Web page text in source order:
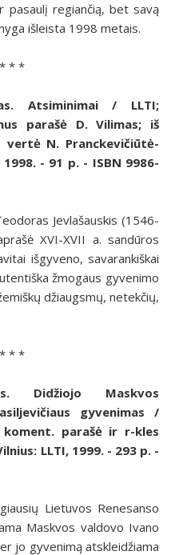
pasaulį regiančią, bet savą
išleista 1998 metais.
* * *
Atsiminimai / LLTI;
parašė D. Vilimas; iš
vertė N. Pranckevičiūtė-
- 91 p. - ISBN 9986-
Jevlašauskis (1546-
XVI-XVII a. sandūros
išgyveno, savarankiškai
žmogaus gyvenimo
džiaugsmų, netekčių,
* * *
Didžiojo Maskvos
gyvenimas /
parašė ir r-kles
LLTI, 1999. - 293 p. -
Lietuvos Renesanso
Maskvos valdovo Ivano
jo gyvenimą atskleidžiama